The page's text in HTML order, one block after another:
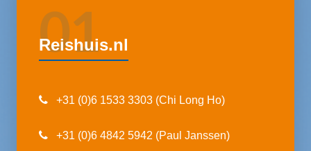
01
Reishuis.nl
+31 (0)6 1533 3303 (Chi Long Ho)
+31 (0)6 4842 5942 (Paul Janssen)